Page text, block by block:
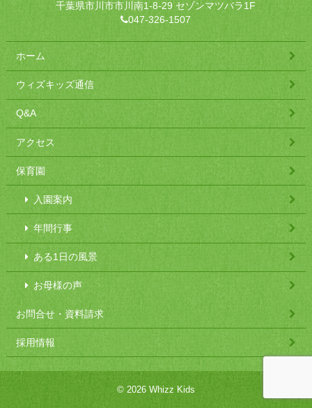
千葉県市川市市川南1-8-29 セゾンマツバラ1F
047-326-1507
ホーム
ウィズキッズ通信
Q&A
アクセス
保育園
入園案内
年間行事
ある1日の風景
お母様の声
お問合せ・資料請求
採用情報
© 2026 Whizz Kids